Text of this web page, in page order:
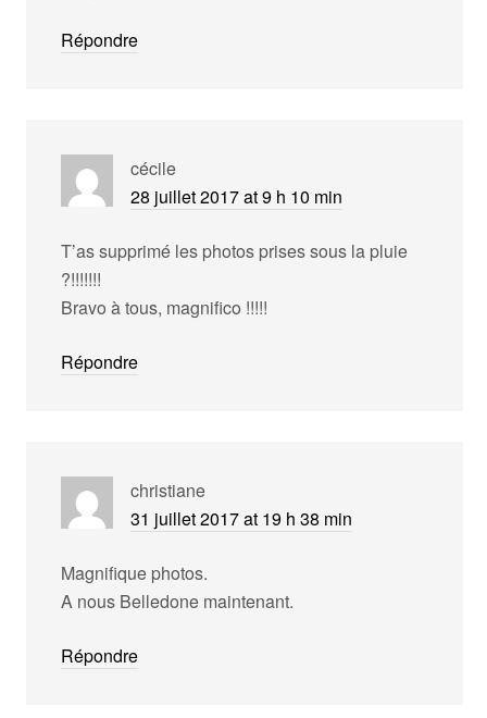
Répondre
cécile
28 juillet 2017 at 9 h 10 min
T’as supprimé les photos prises sous la pluie
?!!!!!!!
Bravo à tous, magnifico !!!!!
Répondre
christiane
31 juillet 2017 at 19 h 38 min
Magnifique photos.
A nous Belledone maintenant.
Répondre